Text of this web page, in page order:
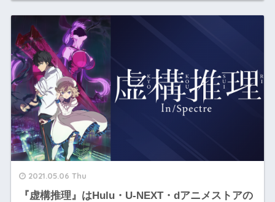
2021.05.06 Thu
『虚構推理』はHulu・U-NEXT・dアニメストアの